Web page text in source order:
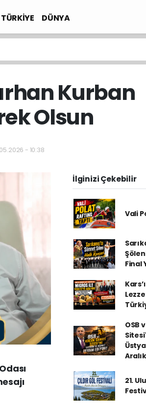
TÜRKİYE DÜNYA
Kurban
Olsun
- 10:38
İlginizi Çekebilir
Vali
Final
OSB
21.